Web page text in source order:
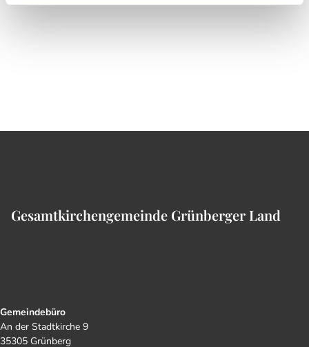
Gesamtkirchengemeinde Grünberger Land
Gemeindebüro
An der Stadtkirche 9
35305 Grünberg